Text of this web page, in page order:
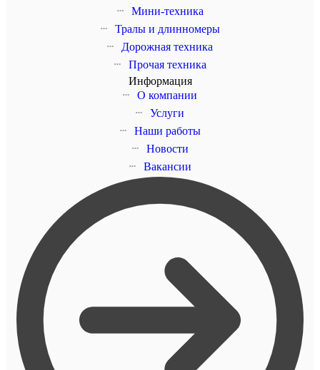
Мини-техника
Тралы и длинномеры
Дорожная техника
Прочая техника
Информация
О компании
Услуги
Наши работы
Новости
Вакансии